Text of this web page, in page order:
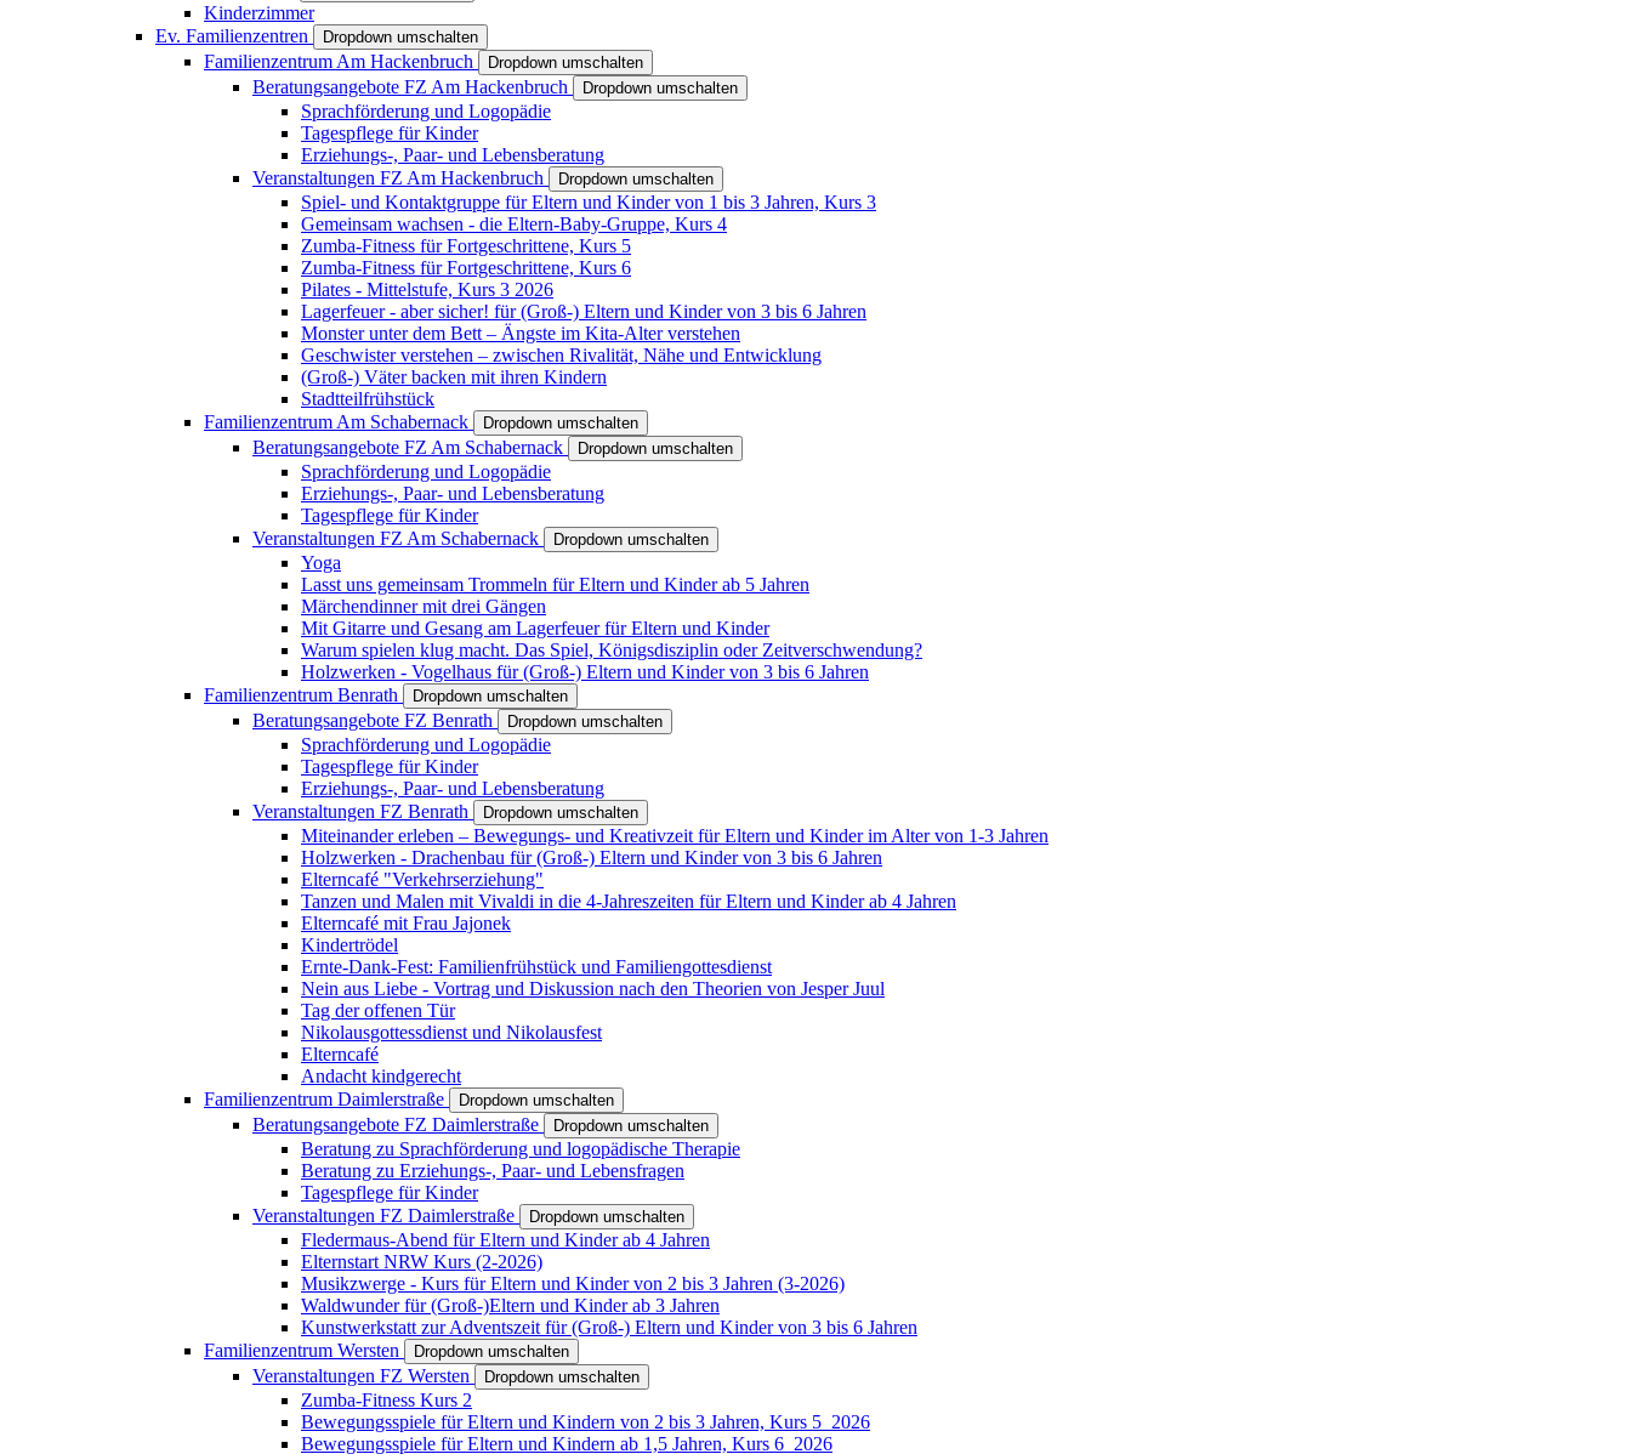
Kinderzimmer
Ev. Familienzentren
Dropdown umschalten
Familienzentrum Am Hackenbruch Dropdown umschalten
Beratungsangebote FZ Am Hackenbruch Dropdown umschalten
Sprachförderung und Logopädie
Tagespflege für Kinder
Erziehungs-, Paar- und Lebensberatung
Veranstaltungen FZ Am Hackenbruch
Dropdown umschalten
Spiel- und Kontaktgruppe für Eltern und Kinder von 1 bis 3 Jahren, Kurs 3
Gemeinsam wachsen - die Eltern-Baby-Gruppe, Kurs 4
Zumba-Fitness für Fortgeschrittene, Kurs 5
Zumba-Fitness für Fortgeschrittene, Kurs 6
Pilates - Mittelstufe, Kurs 3 2026
Lagerfeuer - aber sicher! für (Groß-) Eltern und Kinder von 3 bis 6 Jahren
Monster unter dem Bett – Ängste im Kita-Alter verstehen
Geschwister verstehen – zwischen Rivalität, Nähe und Entwicklung
(Groß-) Väter backen mit ihren Kindern
Stadtteilfrühstück
Familienzentrum Am Schabernack
Dropdown umschalten
Beratungsangebote FZ Am Schabernack Dropdown umschalten
Sprachförderung und Logopädie
Erziehungs-, Paar- und Lebensberatung
Tagespflege für Kinder
Veranstaltungen FZ Am Schabernack
Dropdown umschalten
Yoga
Lasst uns gemeinsam Trommeln für Eltern und Kinder ab 5 Jahren
Märchendinner mit drei Gängen
Mit Gitarre und Gesang am Lagerfeuer für Eltern und Kinder
Warum spielen klug macht. Das Spiel, Königsdisziplin oder Zeitverschwendung?
Holzwerken - Vogelhaus für (Groß-) Eltern und Kinder von 3 bis 6 Jahren
Familienzentrum Benrath
Dropdown umschalten
Beratungsangebote FZ Benrath Dropdown umschalten
Sprachförderung und Logopädie
Tagespflege für Kinder
Erziehungs-, Paar- und Lebensberatung
Veranstaltungen FZ Benrath
Dropdown umschalten
Miteinander erleben – Bewegungs- und Kreativzeit für Eltern und Kinder im Alter von 1-3 Jahren
Holzwerken - Drachenbau für (Groß-) Eltern und Kinder von 3 bis 6 Jahren
Elterncafé "Verkehrserziehung"
Tanzen und Malen mit Vivaldi in die 4-Jahreszeiten für Eltern und Kinder ab 4 Jahren
Elterncafé mit Frau Jajonek
Kindertrödel
Ernte-Dank-Fest: Familienfrühstück und Familiengottesdienst
Nein aus Liebe - Vortrag und Diskussion nach den Theorien von Jesper Juul
Tag der offenen Tür
Nikolausgottessdienst und Nikolausfest
Elterncafé
Andacht kindgerecht
Familienzentrum Daimlerstraße
Dropdown umschalten
Beratungsangebote FZ Daimlerstraße Dropdown umschalten
Beratung zu Sprachförderung und logopädische Therapie
Beratung zu Erziehungs-, Paar- und Lebensfragen
Tagespflege für Kinder
Veranstaltungen FZ Daimlerstraße
Dropdown umschalten
Fledermaus-Abend für Eltern und Kinder ab 4 Jahren
Elternstart NRW Kurs (2-2026)
Musikzwerge - Kurs für Eltern und Kinder von 2 bis 3 Jahren (3-2026)
Waldwunder für (Groß-)Eltern und Kinder ab 3 Jahren
Kunstwerkstatt zur Adventszeit für (Groß-) Eltern und Kinder von 3 bis 6 Jahren
Familienzentrum Wersten
Dropdown umschalten
Veranstaltungen FZ Wersten Dropdown umschalten
Zumba-Fitness Kurs 2
Bewegungsspiele für Eltern und Kindern von 2 bis 3 Jahren, Kurs 5_2026
Bewegungsspiele für Eltern und Kindern ab 1,5 Jahren, Kurs 6_2026